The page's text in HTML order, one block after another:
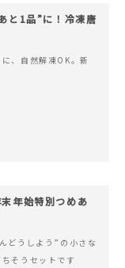
と1品”に！冷凍唐
、自然解凍OK。新
年始特別つめあ
どうしよう”の小さな
そうセットです